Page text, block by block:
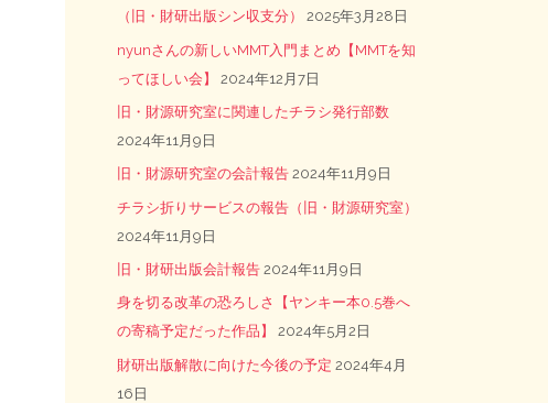
（旧・財研出版シン収支分）
2025年3月28日
nyunさんの新しいMMT入門まとめ【MMTを知
ってほしい会】
2024年12月7日
旧・財源研究室に関連したチラシ発行部数
2024年11月9日
旧・財源研究室の会計報告 2024年11月9日
チラシ折りサービスの報告（旧・財源研究室）
2024年11月9日
旧・財研出版会計報告 2024年11月9日
身を切る改革の恐ろしさ【ヤンキー本0.5巻へ
の寄稿予定だった作品】
2024年5月2日
財研出版解散に向けた今後の予定 2024年4月
16日